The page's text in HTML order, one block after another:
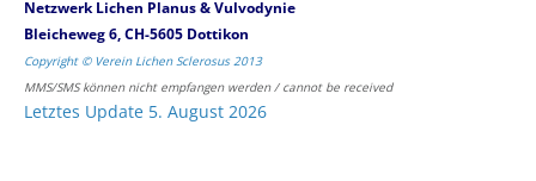
Netzwerk Lichen Planus & Vulvodynie
Bleicheweg 6, CH-5605 Dottikon
Copyright © Verein Lichen Sclerosus 2013
MMS/SMS können nicht empfangen werden / cannot be received
Letztes Update 5. August 2026